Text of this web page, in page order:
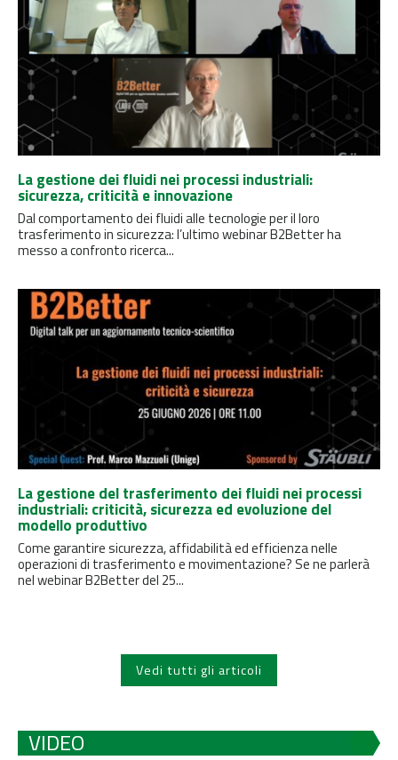
La gestione dei fluidi nei processi industriali:
sicurezza, criticità e innovazione
Dal comportamento dei fluidi alle tecnologie per il loro
trasferimento in sicurezza: l’ultimo webinar B2Better ha
messo a confronto ricerca...
La gestione del trasferimento dei fluidi nei processi
industriali: criticità, sicurezza ed evoluzione del
modello produttivo
Come garantire sicurezza, affidabilità ed efficienza nelle
operazioni di trasferimento e movimentazione? Se ne parlerà
nel webinar B2Better del 25...
Vedi tutti gli articoli
VIDEO